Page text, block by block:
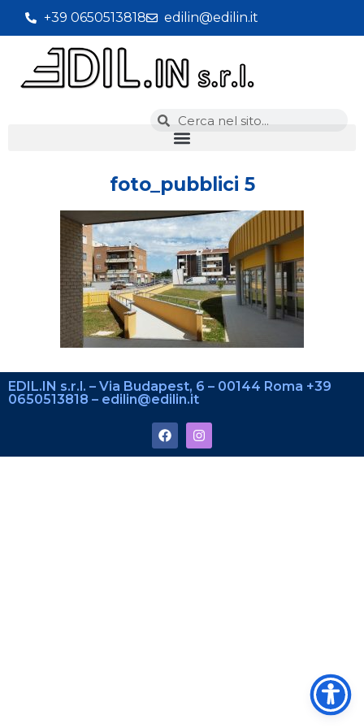
+39 0650513818 edilin@edilin.it
foto_pubblici 5
EDIL.IN s.r.l. – Via Budapest, 6 – 00144 Roma +39
0650513818 – edilin@edilin.it